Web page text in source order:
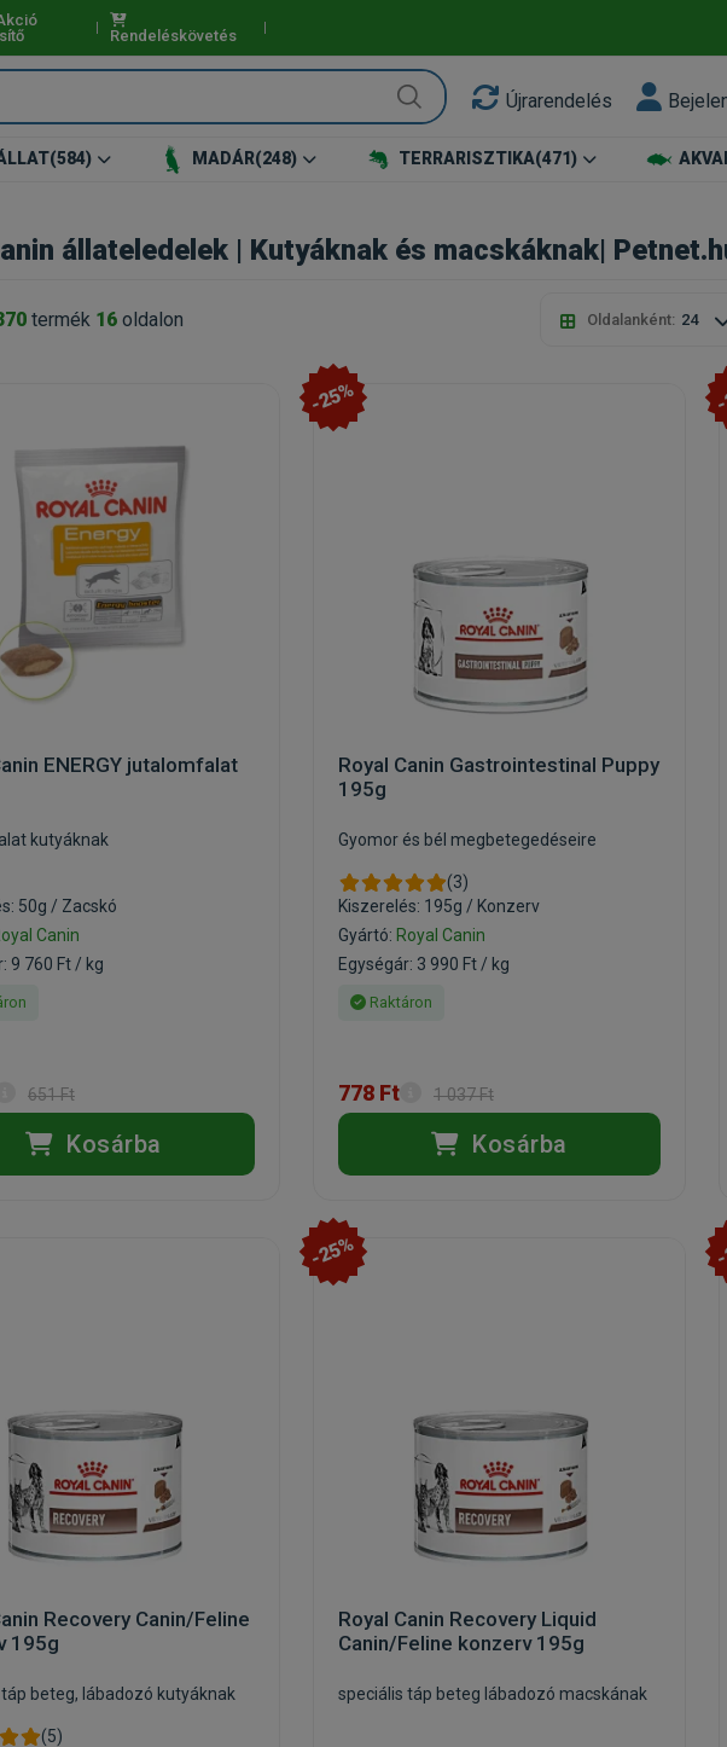
Rendeléskövetés
Újrarendelés
(584) MADÁR(248) TERRARISZTIKA(471)
állateledelek | Kutyáknak és macskáknak|
termék 16 oldalon Oldalanként: 24
ENERGY jutalomfalat
kutyáknak
50g / Zacskó
Canin
9 760 Ft / kg
651 Ft
Kosárba
-25%
Royal Canin Gastrointestinal Puppy
195g
Gyomor és bél megbetegedéseire
(3)
Kiszerelés: 195g / Konzerv
Gyártó: Royal Canin
Egységár: 3 990 Ft / kg
Raktáron
778 Ft 1 037 Ft
Kosárba
Recovery Canin/Feline
195g
beteg, lábadozó kutyáknak
(5)
-25%
Royal Canin Recovery Liquid
Canin/Feline konzerv 195g
speciális táp beteg lábadozó macskának